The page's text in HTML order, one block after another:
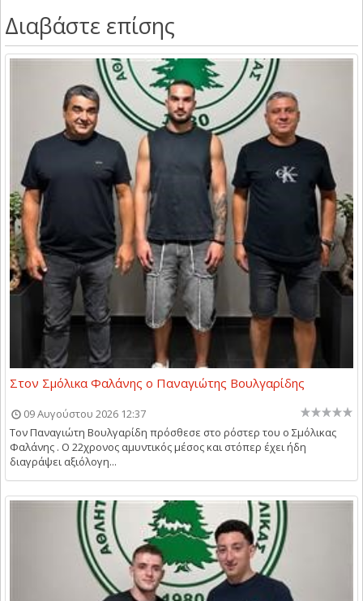
Διαβάστε επίσης
Στον Σμόλικα Φαλάνης ο Παναγιώτης Βουλγαρίδης
09 Αυγούστου 2026 12:37
Τον Παναγιώτη Βουλγαρίδη πρόσθεσε στο ρόστερ του ο Σμόλικας
Φαλάνης . Ο 22χρονος αμυντικός μέσος και στόπερ έχει ήδη
διαγράψει αξιόλογη...